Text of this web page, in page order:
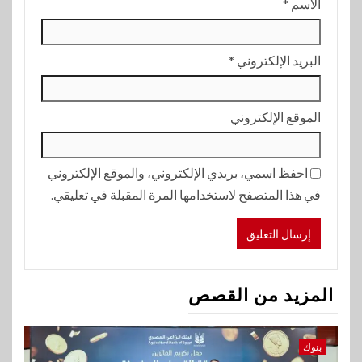
الاسم *
البريد الإلكتروني *
الموقع الإلكتروني
احفظ اسمي، بريدي الإلكتروني، والموقع الإلكتروني
في هذا المتصفح لاستخدامها المرة المقبلة في تعليقي.
المزيد من القصص
بنوك